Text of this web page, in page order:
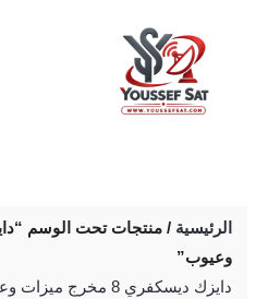
الرئيسية
وعيوب”
دايزك ديسكفري 8 مخرج ميزات وعيوب